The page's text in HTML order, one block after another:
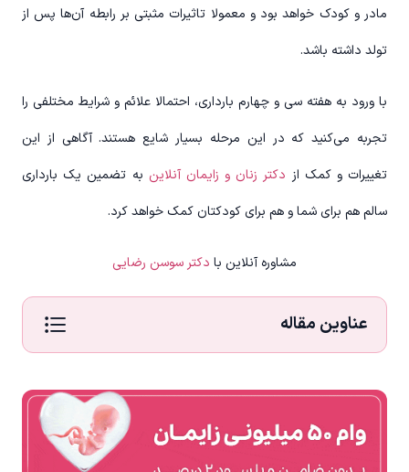
مادر و کودک خواهد بود و معمولا تاثیرات مثبتی بر رابطه آن‌ها پس از
تولد داشته باشد.
با ورود به هفته سی و چهارم بارداری، احتمالا علائم و شرایط مختلفی را
تجربه می‌کنید که در این مرحله بسیار شایع هستند. آگاهی از این
تغییرات و کمک از دکتر زنان و زایمان آنلاین به تضمین یک بارداری
سالم هم برای شما و هم برای کودکتان کمک خواهد کرد.
مشاوره آنلاین با دکتر سوسن رضایی
عناوین مقاله